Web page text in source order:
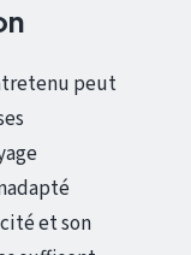
peut
et son